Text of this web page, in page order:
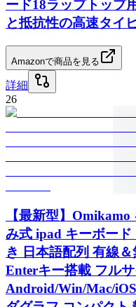
ード18ラップトップ
と抵抗性の高速タイ
Amazonで商品を見る
詳細
26
【最新型】
み式 ipad キーボー
き 日本語配列 有線
Enterキー搭載 フル
Android/Win/Mac/